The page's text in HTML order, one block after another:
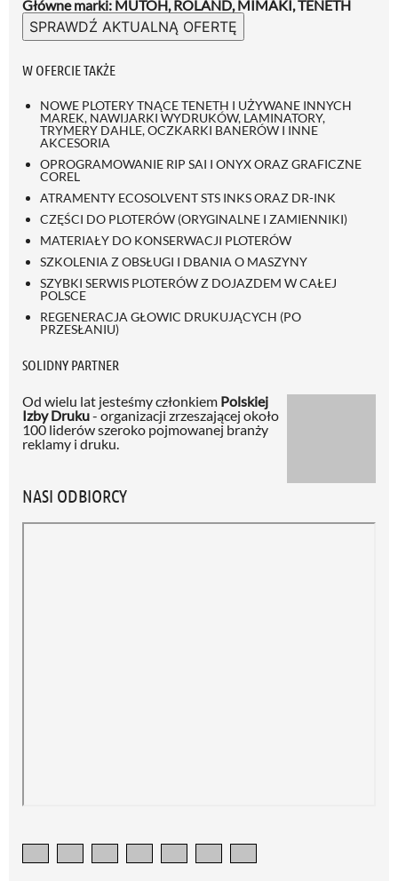
Główne marki: MUTOH, ROLAND, MIMAKI, TENETH
SPRAWDŹ AKTUALNĄ OFERTĘ
W OFERCIE TAKŻE
NOWE PLOTERY TNĄCE TENETH I UŻYWANE INNYCH
MAREK, NAWIJARKI WYDRUKÓW, LAMINATORY,
TRYMERY DAHLE, OCZKARKI BANERÓW I INNE
AKCESORIA
OPROGRAMOWANIE RIP SAI I ONYX ORAZ GRAFICZNE
COREL
ATRAMENTY ECOSOLVENT STS INKS ORAZ DR-INK
CZĘŚCI DO PLOTERÓW (ORYGINALNE I ZAMIENNIKI)
MATERIAŁY DO KONSERWACJI PLOTERÓW
SZKOLENIA Z OBSŁUGI I DBANIA O MASZYNY
SZYBKI SERWIS PLOTERÓW Z DOJAZDEM W CAŁEJ
POLSCE
REGENERACJA GŁOWIC DRUKUJĄCYCH (PO
PRZESŁANIU)
SOLIDNY PARTNER
Od wielu lat jesteśmy członkiem Polskiej
Izby Druku- organizacji zrzeszającej około
100 liderów szeroko pojmowanej branży
reklamy i druku.
NASI ODBIORCY